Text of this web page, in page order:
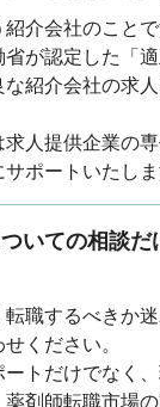
介会社のこと
が認定した「
な紹介会社の求
人提供企業の
ポートいたしま
いての相談だ
転職するべきか
ください。
トだけでなく
剤師転職市場